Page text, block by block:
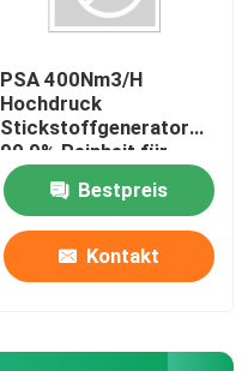
PSA 400Nm3/H
Hochdruck
Stickstoffgenerator
99,9% Reinheit für
Lebensmittel,
Metallurgie, Chemie
Bestpreis
Kontakt